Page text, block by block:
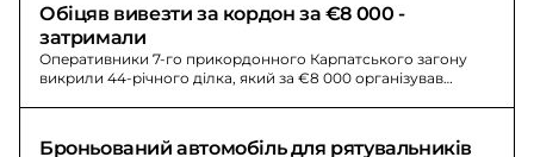
Обіцяв вивезти за кордон за €8 000 -
затримали
Оперативники 7-го прикордонного Карпатського загону
викрили 44-річного ділка, який за €8 000 організував
Броньований автомобіль для рятувальників